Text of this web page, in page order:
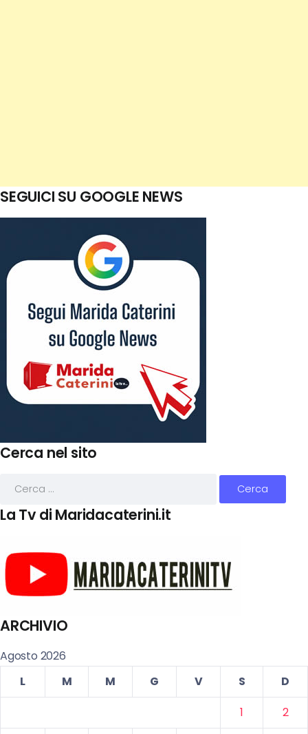
SEGUICI SU GOOGLE NEWS
Cerca nel sito
La Tv di Maridacaterini.it
ARCHIVIO
Agosto 2026
L
M M G V S
D
1
2